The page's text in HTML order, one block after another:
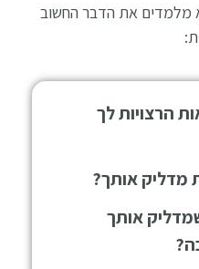
מלמדים את הדבר החשוב
הרצויות לך
מדליק אותך?
אותך